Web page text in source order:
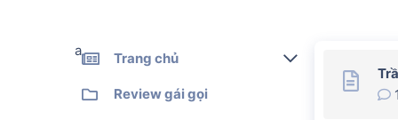
a Trang chủ
Gái gọi kiểm định
Review gái gọi